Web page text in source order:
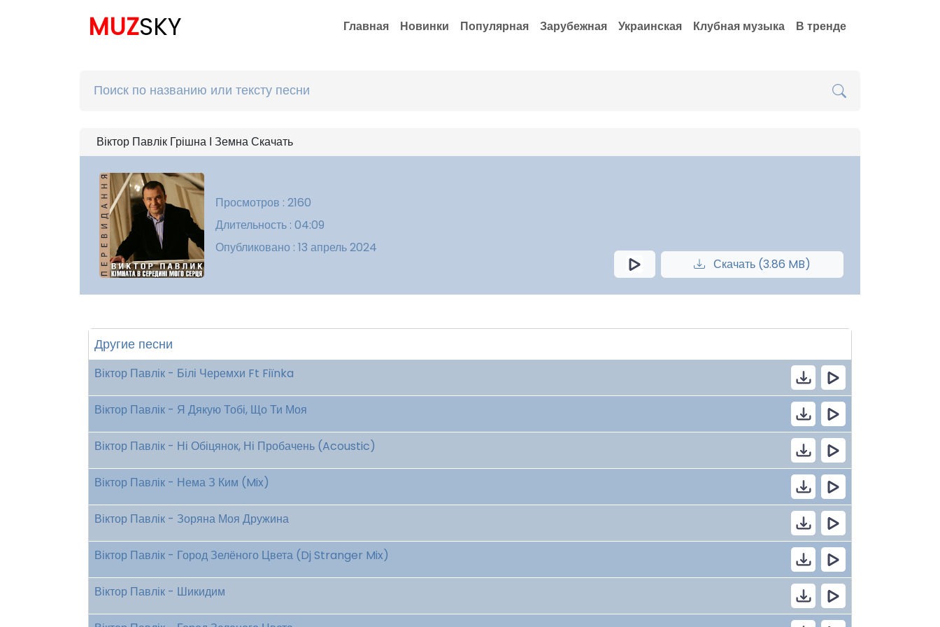
MUZSKY Главная Новинки Популярная Зарубежная Украинская Клубная музыка В тренде
Віктор Павлік Грішна І Земна Скачать
Просмотров : 2160
Длительность : 04:09
Опубликовано : 13 апрель 2024
Скачать (3.86 MB)
Другие песни
Віктор Павлік - Білі Черемхи Ft Fiїnka
Віктор Павлік - Я Дякую Тобі, Що Ти Моя
Віктор Павлік - Ні Обіцянок, Ні Пробачень (Acoustic)
Віктор Павлік - Нема З Ким (Mix)
Віктор Павлік - Зоряна Моя Дружина
Віктор Павлік - Город Зелёного Цвета (Dj Stranger Mix)
Віктор Павлік - Шикидим